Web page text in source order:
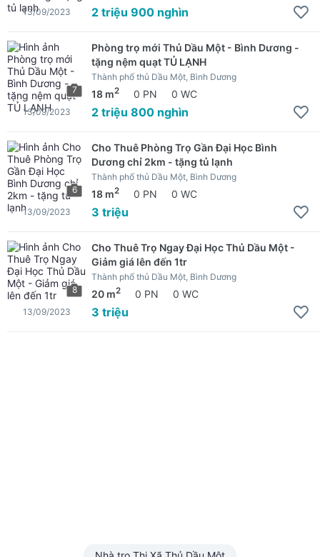
2 triệu 900 nghìn
13/09/2023
7
Phòng trọ mới Thủ Dầu Một - Bình Dương -
tặng nệm quạt TỦ LẠNH
Thành phố thủ Dầu Một, Bình Dương
18 m2 0 PN 0 WC
2 triệu 800 nghìn
13/09/2023
6
Cho Thuê Phòng Trọ Gần Đại Học Bình
Dương chỉ 2km - tặng tủ lạnh
Thành phố thủ Dầu Một, Bình Dương
18 m2 0 PN 0 WC
3 triệu
13/09/2023
8
Cho Thuê Trọ Ngay Đại Học Thủ Dầu Một -
Giảm giá lên đến 1tr
Thành phố thủ Dầu Một, Bình Dương
20 m2 0 PN 0 WC
3 triệu
13/09/2023